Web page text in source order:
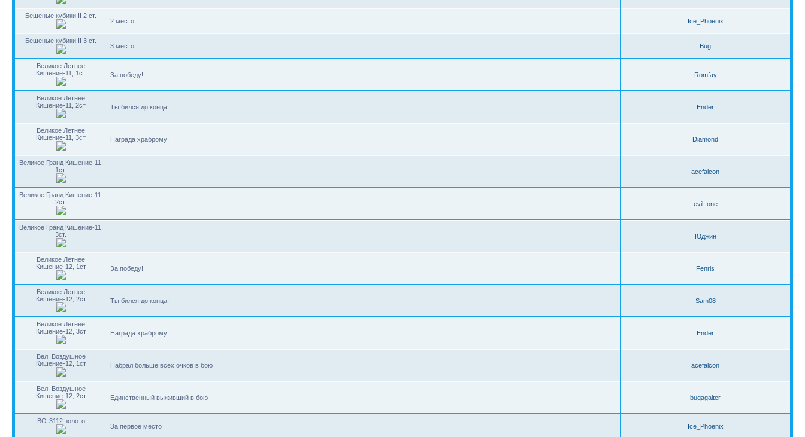
Бешеные кубики II 2 ст.
2 место Ice_Phoenix
Бешеные кубики II 3 ст.
3 место Bug
Великое Летнее
Кишение-11, 1ст
За победу! Romfay
Великое Летнее
Кишение-11, 2ст
Ты бился до конца! Ender
Великое Летнее
Кишение-11, 3ст
Награда храброму! Diamond
Великое Гранд Кишение-11,
1ст.
acefalcon
Великое Гранд Кишение-11,
2ст.
evil_one
Великое Гранд Кишение-11,
3ст.
Юджин
Великое Летнее
Кишение-12, 1ст
За победу! Fenris
Великое Летнее
Кишение-12, 2ст
Ты бился до конца! Sam08
Великое Летнее
Кишение-12, 3ст
Награда храброму! Ender
Вел. Воздушное
Кишение-12, 1ст
Набрал больше всех очков в бою acefalcon
Вел. Воздушное
Кишение-12, 2ст
Единственный выживший в бою bugagalter
BO-3112 золото
За первое место Ice_Phoenix